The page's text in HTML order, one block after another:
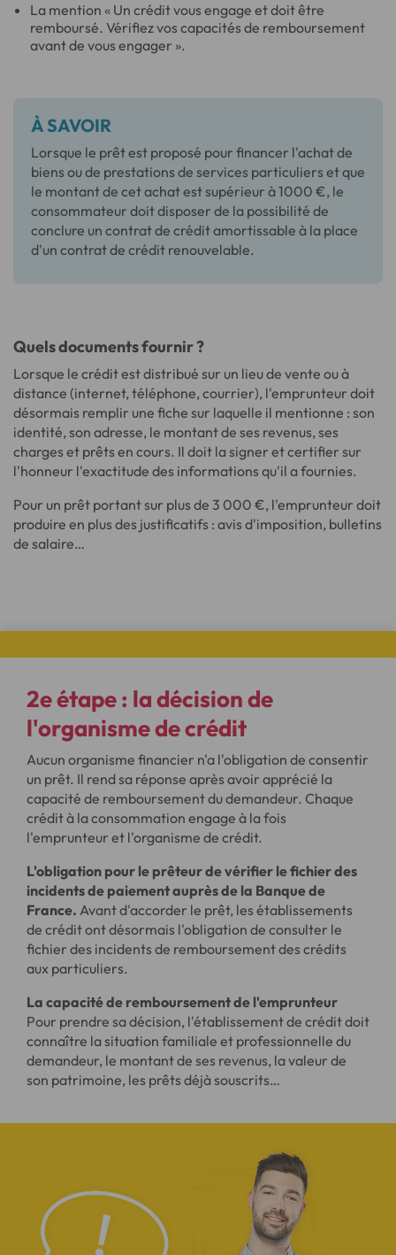
La mention « Un crédit vous engage et doit être
remboursé. Vérifiez vos capacités de remboursement
avant de vous engager ».
À SAVOIR
Lorsque le prêt est proposé pour financer l'achat de
biens ou de prestations de services particuliers et que
le montant de cet achat est supérieur à 1000 €, le
consommateur doit disposer de la possibilité de
conclure un contrat de crédit amortissable à la place
d'un contrat de crédit renouvelable.
Quels documents fournir ?
Lorsque le crédit est distribué sur un lieu de vente ou à
distance (internet, téléphone, courrier), l'emprunteur doit
désormais remplir une fiche sur laquelle il mentionne : son
identité, son adresse, le montant de ses revenus, ses
charges et prêts en cours. Il doit la signer et certifier sur
l'honneur l'exactitude des informations qu'il a fournies.
Pour un prêt portant sur plus de 3 000 €, l'emprunteur doit
produire en plus des justificatifs : avis d'imposition, bulletins
de salaire…
2e étape : la décision de
l'organisme de crédit
Aucun organisme financier n'a l'obligation de consentir
un prêt. Il rend sa réponse après avoir apprécié la
capacité de remboursement du demandeur. Chaque
crédit à la consommation engage à la fois
l'emprunteur et l'organisme de crédit.
L'obligation pour le prêteur de vérifier le fichier des
incidents de paiement auprès de la Banque de
France. Avant d'accorder le prêt, les établissements
de crédit ont désormais l'obligation de consulter le
fichier des incidents de remboursement des crédits
aux particuliers.
La capacité de remboursement de l'emprunteur
Pour prendre sa décision, l'établissement de crédit doit
connaître la situation familiale et professionnelle du
demandeur, le montant de ses revenus, la valeur de
son patrimoine, les prêts déjà souscrits…